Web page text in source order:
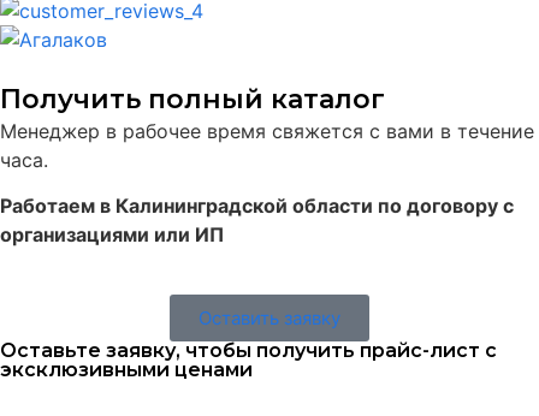
Получить полный каталог
Менеджер в рабочее время свяжется с вами в течение
часа.
Работаем в Калининградской области по договору с
организациями или ИП
Оставить заявку
Оставьте заявку, чтобы получить прайс-лист с
эксклюзивными ценами